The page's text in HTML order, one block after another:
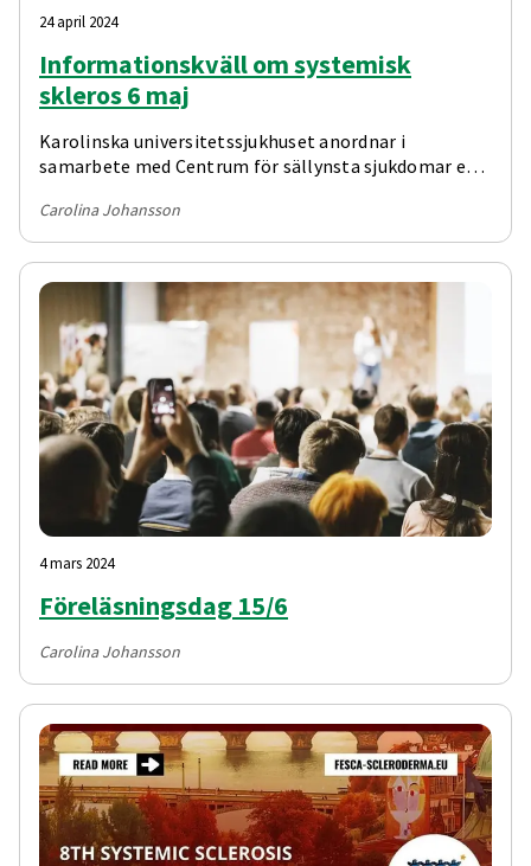
24 april 2024
Informationskväll om systemisk
skleros 6 maj
Karolinska universitetssjukhuset anordnar i
samarbete med Centrum för sällynsta sjukdomar en
skleros. Mötet på plats är framför allt till för
nydiagnostiserade patienter från Region Stockholm
medan det digitala deltagandet är öppet för alla.
Carolina Johansson
4 mars 2024
Föreläsningsdag 15/6
Carolina Johansson